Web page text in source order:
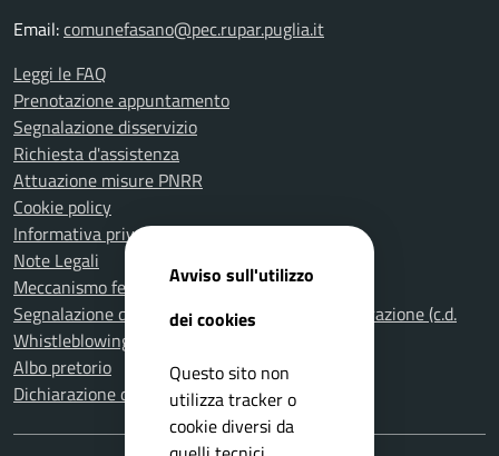
Email:comunefasano@pec.rupar.puglia.it
Leggi le FAQ
Prenotazione appuntamento
Segnalazione disservizio
Richiesta d'assistenza
Attuazione misure PNRR
Cookie policy
Informativa privacy
Note Legali
Meccanismo feedback per l'accessibilità
Segnalazione di illeciti nella Pubblica Amministrazione (c.d.
Whistleblowing)
Albo pretorio
Dichiarazione di accessibilità
Avviso sull'utilizzo
dei cookies
Questo sito non
utilizza tracker o
cookie diversi da